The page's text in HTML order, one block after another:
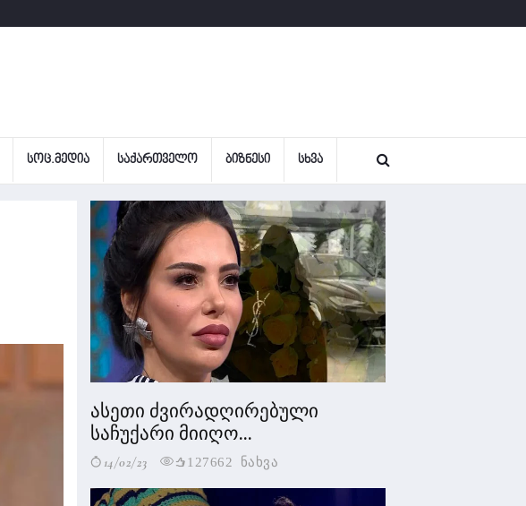
ᲡᲝᲪ.ᲛᲔᲓᲘᲐ ᲡᲐᲥᲐᲠᲗᲕᲔᲚᲝ ᲑᲘᲖᲜᲔᲡᲘ ᲡᲮᲕᲐ
ასეთი ძვირადღირებული
საჩუქარი მიიღო...
14/02/23 127662 ნახვა